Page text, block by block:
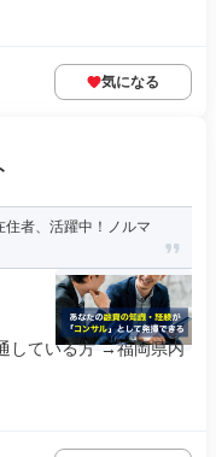
気になる
住者、活躍中！ノルマ
している方 →福岡県内